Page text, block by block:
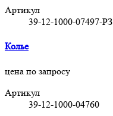
Артикул
39-12-1000-07497-РЗ
Колье
цена по запросу
Артикул
39-12-1000-04760